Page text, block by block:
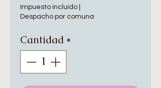
Impuesto incluido
Despacho por comuna
Cantidad *